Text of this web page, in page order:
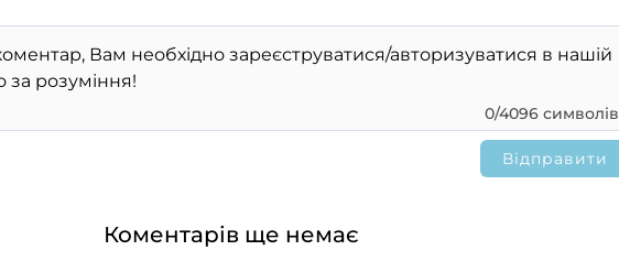
0/4096 символів
Коментарів ще немає